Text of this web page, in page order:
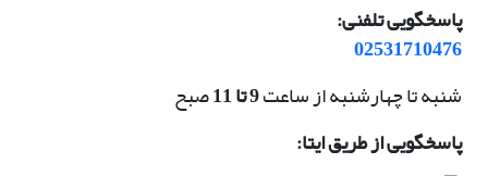
پاسخگویی تلفنی:
02531710476
شنبه تا چهارشنبه از ساعت9 تا 11
صبح
پاسخگویی از طریق ایتا: